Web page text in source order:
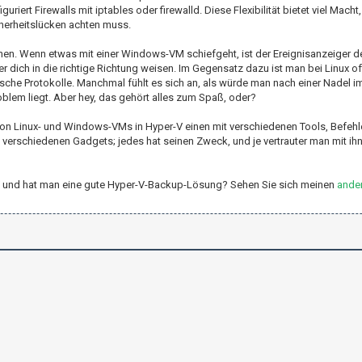
Firewalls mit iptables oder firewalld. Diese Flexibilität bietet viel
achten muss.
Wenn etwas mit einer Windows-VM schiefgeht, ist der Ereignisanzeiger
dich in die richtige Richtung weisen. Im Gegensatz dazu ist man bei Linux
Protokolle. Manchmal fühlt es sich an, als würde man nach einer Nadel
liegt. Aber hey, das gehört alles zum Spaß, oder?
Linux- und Windows-VMs in Hyper-V einen mit verschiedenen Tools,
Gadgets; jedes hat seinen Zweck, und je vertrauter man mit
hat man eine gute Hyper-V-Backup-Lösung? Sehen Sie sich meinen